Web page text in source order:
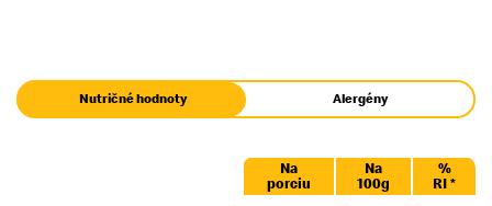
Nutričné hodnoty Alergény
Na
porciu
Na
100g
%
RI *